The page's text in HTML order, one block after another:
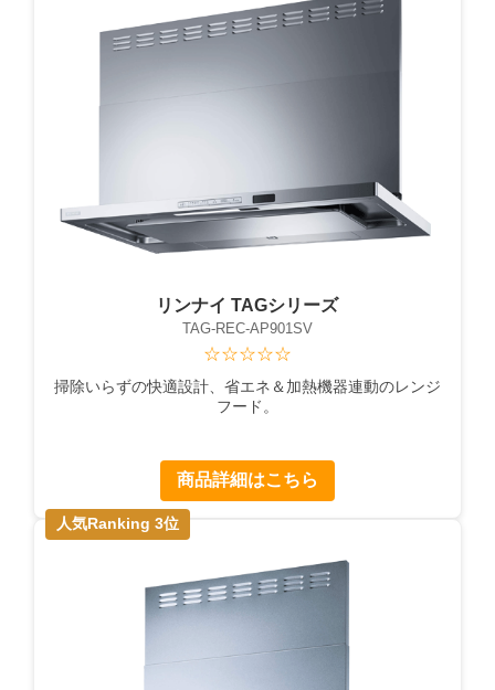
リンナイ TAGシリーズ
TAG-REC-AP901SV
☆☆☆☆☆
掃除いらずの快適設計、省エネ＆加熱機器連動のレンジ
フード。
商品詳細はこちら
人気Ranking 3位